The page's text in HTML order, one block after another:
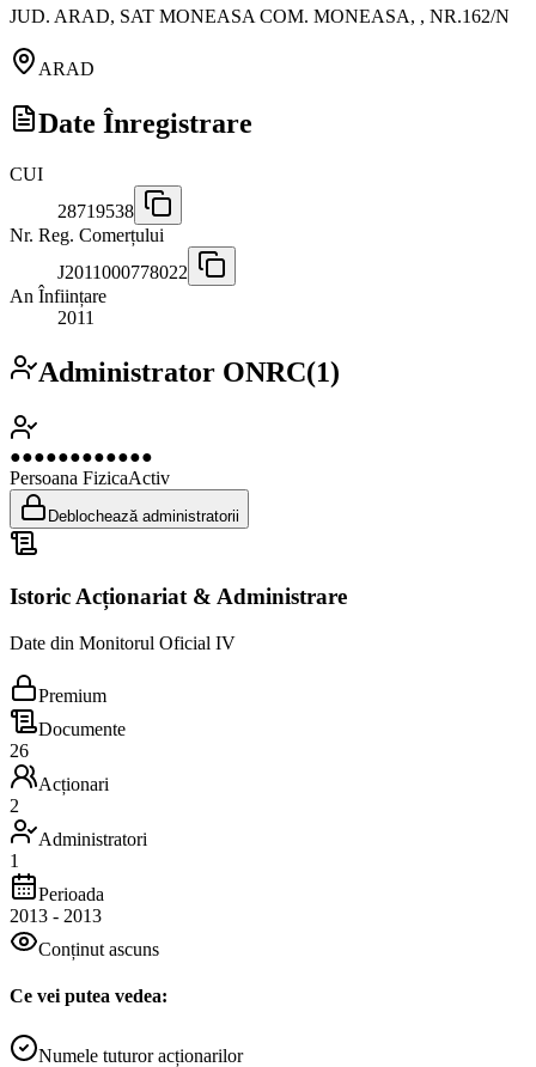
JUD. ARAD, SAT MONEASA COM. MONEASA, , NR.162/N
ARAD
Date Înregistrare
CUI
28719538
Nr. Reg. Comerțului
J2011000778022
An Înființare
2011
Administrator ONRC(1)
●●●●●●●●●●●●
Persoana FizicaActiv
Deblochează administratorii
Istoric Acționariat & Administrare
Date din Monitorul Oficial IV
Premium
Documente
26
Acționari
2
Administratori
1
Perioada
2013 - 2013
Conținut ascuns
Ce vei putea vedea:
Numele tuturor acționarilor